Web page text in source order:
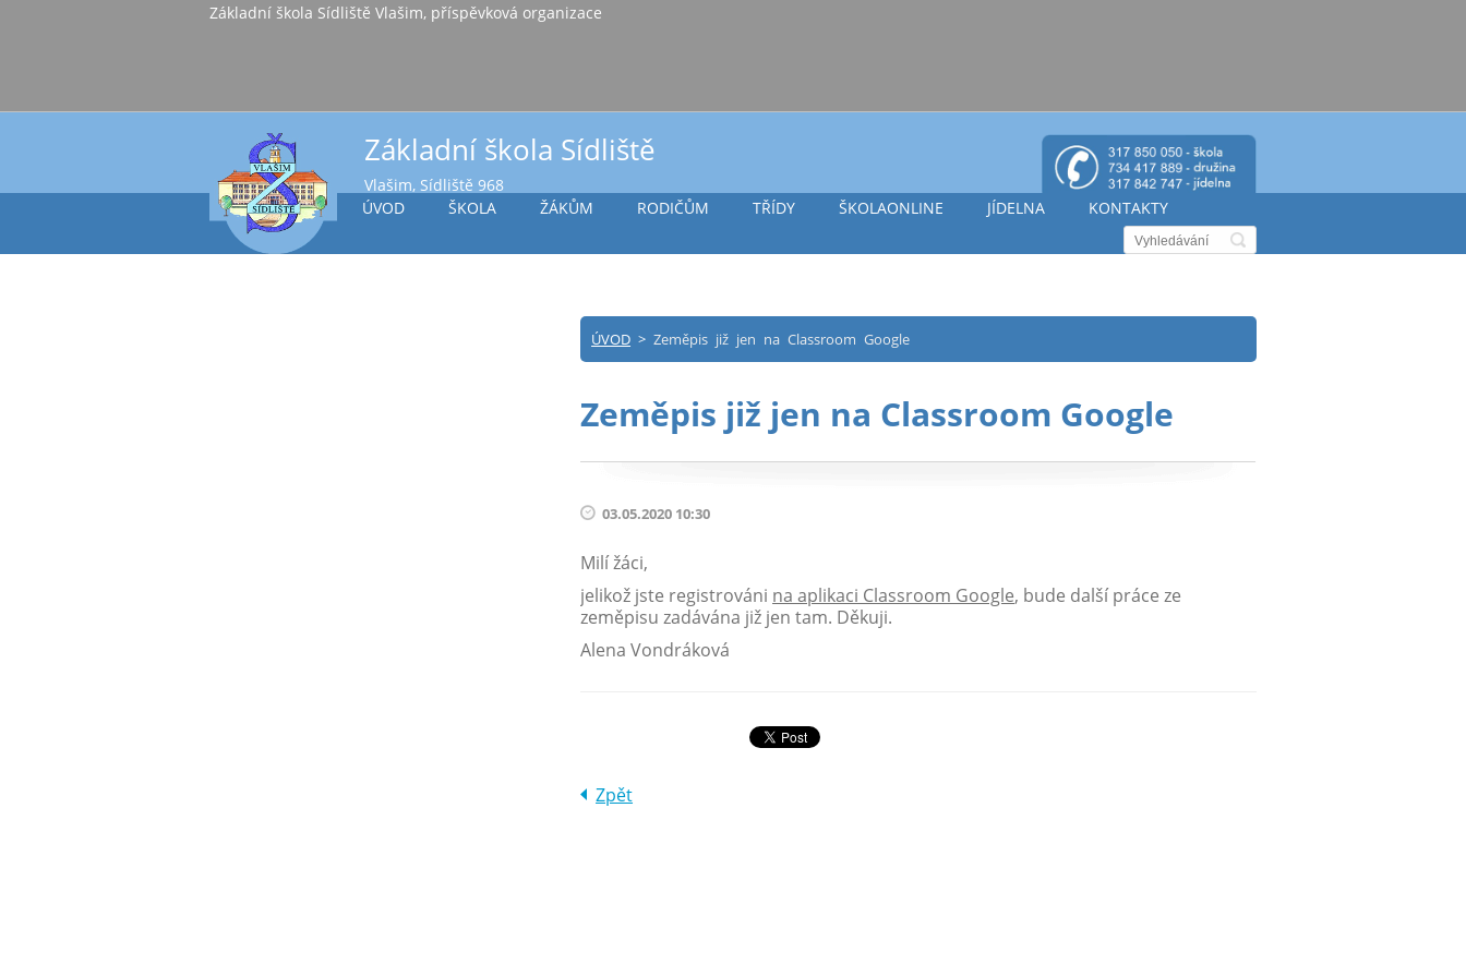
Základní škola Sídliště Vlašim, příspěvková organizace
Základní škola Sídliště
Vlašim, Sídliště 968
ÚVOD
ŠKOLA ŽÁKŮM RODIČŮM TŘÍDY ŠKOLAONLINE JÍDELNA KONTAKTY
ÚVOD >Zeměpis již jen na Classroom Google
Zeměpis již jen na Classroom Google
03.05.2020 10:30
Milí žáci,
jelikož jste registrováni na aplikaci Classroom Google, bude další práce ze
zeměpisu zadávána již jen tam. Děkuji.
Alena Vondráková
Zpět